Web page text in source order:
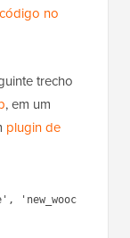
no
trecho
, em um
plugin de
'new_wooc